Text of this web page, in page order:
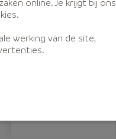
4,47%
online. Je krijgt bij ons
werking van de site,